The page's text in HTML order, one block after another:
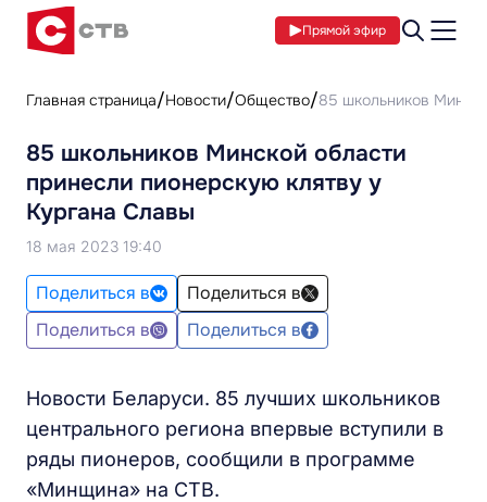
Прямой эфир
Главная страница Новости Общество 85 школьников
85 школьников Минской области
принесли пионерскую клятву у
Кургана Славы
18 мая 2023 19:40
Поделиться в
Поделиться в
Поделиться в
Поделиться в
Новости Беларуси. 85 лучших школьников
центрального региона впервые вступили в
ряды пионеров, сообщили в программе
«Минщина» на СТВ.